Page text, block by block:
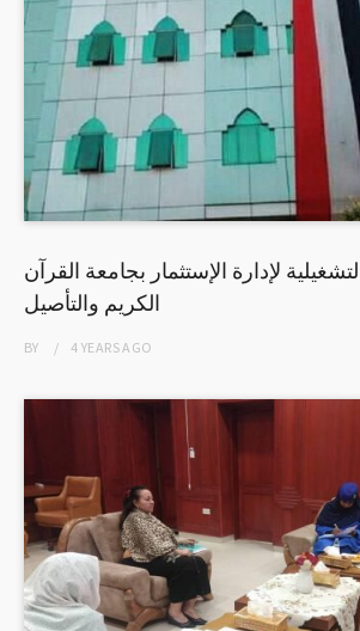
لإدارة الإستثمار بجامعة القرآن
الكريم والتأصيل
BY 4 YEARSAGO